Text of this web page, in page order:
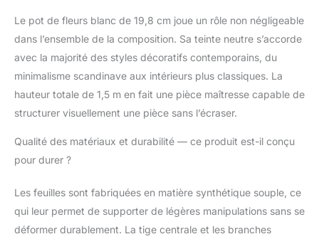
en empêchant les enfants ou les animaux de
compagnie de basculer. Entretien sans effort
: notre figuier artificiel à feuilles de violon
présente un aspect réaliste avec un entretien
sans effort — pas d'arrosage, d'élagage ou
de lumière du soleil nécessaire.
Parallèlement, les plantes artificielles avec
suffit de les essuyer occasionnellement avec
un chiffon humide. Ce figuier artificiel à
que soit la saison ou l'environnement.
Assemblage facile : prend moins de 5
minutes à installer. Insérez simplement la
branche dans les fentes pré-marquées sur la
Le pot de fleurs blanc de 19,8 cm joue un rôle non négligeable
dans l’ensemble de la composition. Sa teinte neutre s’accorde
avec la majorité des styles décoratifs contemporains, du
minimalisme scandinave aux intérieurs plus classiques. La
hauteur totale de 1,5 m en fait une pièce maîtresse capable de
structurer visuellement une pièce sans l’écraser.
Qualité des matériaux et durabilité — ce produit est-il conçu
pour durer ?
Les feuilles sont fabriquées en matière synthétique souple, ce
qui leur permet de supporter de légères manipulations sans se
déformer durablement. La tige centrale et les branches